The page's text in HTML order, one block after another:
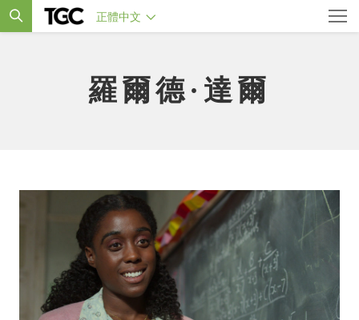
正體中文
羅爾德·達爾